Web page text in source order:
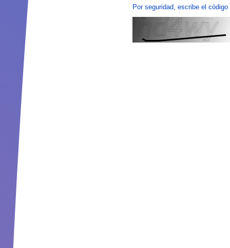
Por seguridad, escribe el